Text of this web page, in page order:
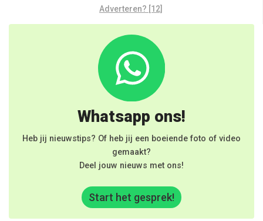
Adverteren? [12]
Whatsapp ons!
Heb jij nieuwstips? Of heb jij een boeiende foto of video
gemaakt?
Deel jouw nieuws met ons!
Start het gesprek!